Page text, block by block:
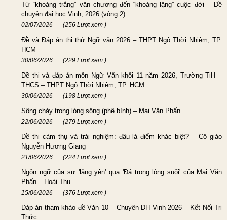
Từ “khoảng trắng” văn chương đến “khoảng lặng” cuộc đời – Đề
chuyên đại học Vinh, 2026 (vòng 2)
02/07/2026 (256 Lượt xem )
Đề và Đáp án thi thử Ngữ văn 2026 – THPT Ngô Thời Nhiệm, TP.
HCM
30/06/2026 (229 Lượt xem )
Đề thi và đáp án môn Ngữ Văn khối 11 năm 2026, Trường TiH –
THCS – THPT Ngô Thời Nhiệm, TP. HCM
30/06/2026 (198 Lượt xem )
Sông chảy trong lòng sông (phê bình) – Mai Văn Phấn
22/06/2026 (279 Lượt xem )
Đề thi cảm thụ và trải nghiệm: đâu là điểm khác biệt? – Cô giáo
Nguyễn Hương Giang
21/06/2026 (224 Lượt xem )
Ngôn ngữ của sự 'lặng yên' qua 'Đá trong lòng suối' của Mai Văn
Phấn – Hoài Thu
15/06/2026 (376 Lượt xem )
Đáp án tham khảo đề Văn 10 – Chuyên ĐH Vinh 2026 – Kết Nối Tri
Thức